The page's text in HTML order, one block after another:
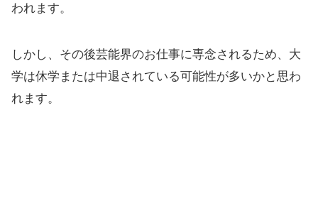
われます。
しかし、その後芸能界のお仕事に専念されるため、大
学は休学または中退されている可能性が多いかと思わ
れます。